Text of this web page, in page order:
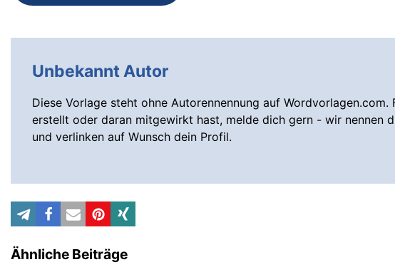
Unbekannt Autor
Diese Vorlage steht ohne Autorennennung auf Wordvorlagen.com.
erstellt oder daran mitgewirkt hast, melde dich gern - wir nennen
und verlinken auf Wunsch dein Profil.
Ähnliche Beiträge